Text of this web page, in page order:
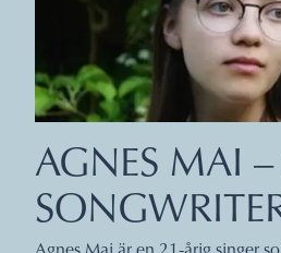
AGNES MAI –